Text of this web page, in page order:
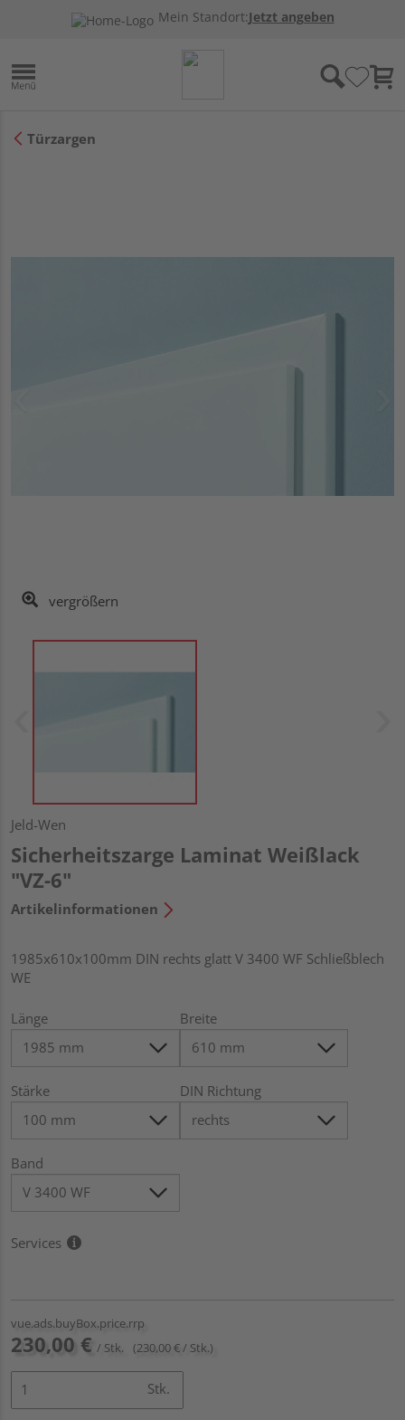
Mein Standort:Jetzt angeben
Türzargen
vergrößern
Jeld-Wen
Sicherheitszarge Laminat Weißlack
"VZ-6"
Artikelinformationen
1985x610x100mm DIN rechts glatt V 3400 WF Schließblech
WE
Länge Breite
Stärke DIN Richtung
Band
Services
vue.ads.buyBox.price.rrp
230,00 € / Stk. (230,00 € / Stk.)
Stk.